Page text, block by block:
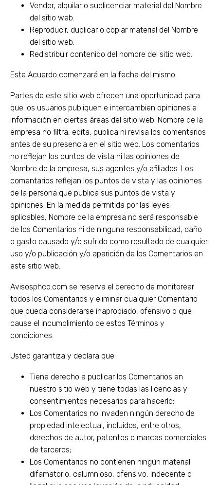
Vender, alquilar o sublicenciar material del Nombre
del sitio web.
Reproducir, duplicar o copiar material del Nombre
del sitio web.
Redistribuir contenido del nombre del sitio web.
Este Acuerdo comenzará en la fecha del mismo.
Partes de este sitio web ofrecen una oportunidad para
que los usuarios publiquen e intercambien opiniones e
información en ciertas áreas del sitio web. Nombre de la
empresa no filtra, edita, publica ni revisa los comentarios
antes de su presencia en el sitio web. Los comentarios
no reflejan los puntos de vista ni las opiniones de
Nombre de la empresa, sus agentes y/o afiliados. Los
comentarios reflejan los puntos de vista y las opiniones
de la persona que publica sus puntos de vista y
opiniones. En la medida permitida por las leyes
aplicables, Nombre de la empresa no será responsable
de los Comentarios ni de ninguna responsabilidad, daño
o gasto causado y/o sufrido como resultado de cualquier
uso y/o publicación y/o aparición de los Comentarios en
este sitio web.
Avisosphco.com se reserva el derecho de monitorear
todos los Comentarios y eliminar cualquier Comentario
que pueda considerarse inapropiado, ofensivo o que
cause el incumplimiento de estos Términos y
condiciones.
Usted garantiza y declara que:
Tiene derecho a publicar los Comentarios en
nuestro sitio web y tiene todas las licencias y
consentimientos necesarios para hacerlo;
Los Comentarios no invaden ningún derecho de
propiedad intelectual, incluidos, entre otros,
derechos de autor, patentes o marcas comerciales
de terceros;
Los Comentarios no contienen ningún material
difamatorio, calumnioso, ofensivo, indecente o